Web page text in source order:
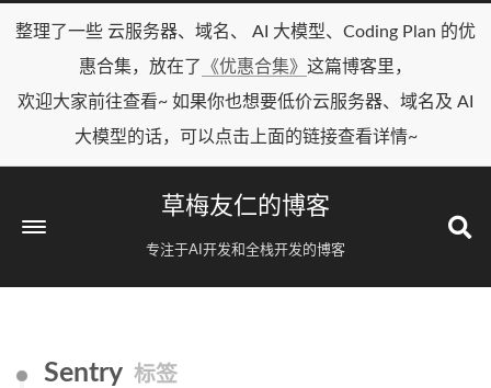
整理了一些 云服务器、域名、 AI 大模型、Coding Plan 的优
惠合集，放在了
《优惠合集》 这篇博客里，
欢迎大家前往查看~ 如果你也想要低价云服务器、域名及 AI
大模型的话，可以点击上面的链接查看详情~
草梅友仁的博客
专注于AI开发和全栈开发的博客
Sentry 标签